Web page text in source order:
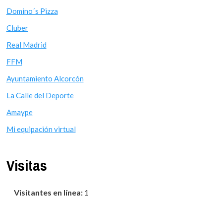
Domino´s Pizza
Cluber
Real Madrid
FFM
Ayuntamiento Alcorcón
La Calle del Deporte
Amaype
Mi equipación virtual
Visitas
Visitantes en línea: 1